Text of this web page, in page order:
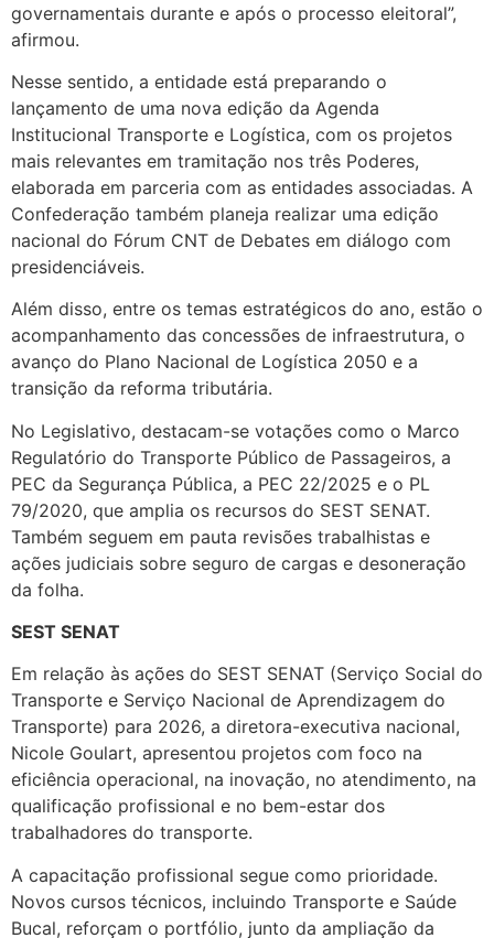
governamentais durante e após o processo eleitoral”,
afirmou.
Nesse sentido, a entidade está preparando o
lançamento de uma nova edição da Agenda
Institucional Transporte e Logística, com os projetos
mais relevantes em tramitação nos três Poderes,
elaborada em parceria com as entidades associadas. A
Confederação também planeja realizar uma edição
nacional do Fórum CNT de Debates em diálogo com
presidenciáveis.
Além disso, entre os temas estratégicos do ano, estão o
acompanhamento das concessões de infraestrutura, o
avanço do Plano Nacional de Logística 2050 e a
transição da reforma tributária.
No Legislativo, destacam-se votações como o Marco
Regulatório do Transporte Público de Passageiros, a
PEC da Segurança Pública, a PEC 22/2025 e o PL
79/2020, que amplia os recursos do SEST SENAT.
Também seguem em pauta revisões trabalhistas e
ações judiciais sobre seguro de cargas e desoneração
da folha.
SEST SENAT
Em relação às ações do SEST SENAT (Serviço Social do
Transporte e Serviço Nacional de Aprendizagem do
Transporte) para 2026, a diretora-executiva nacional,
Nicole Goulart, apresentou projetos com foco na
eficiência operacional, na inovação, no atendimento, na
qualificação profissional e no bem-estar dos
trabalhadores do transporte.
A capacitação profissional segue como prioridade.
Novos cursos técnicos, incluindo Transporte e Saúde
Bucal, reforçam o portfólio, junto da ampliação da